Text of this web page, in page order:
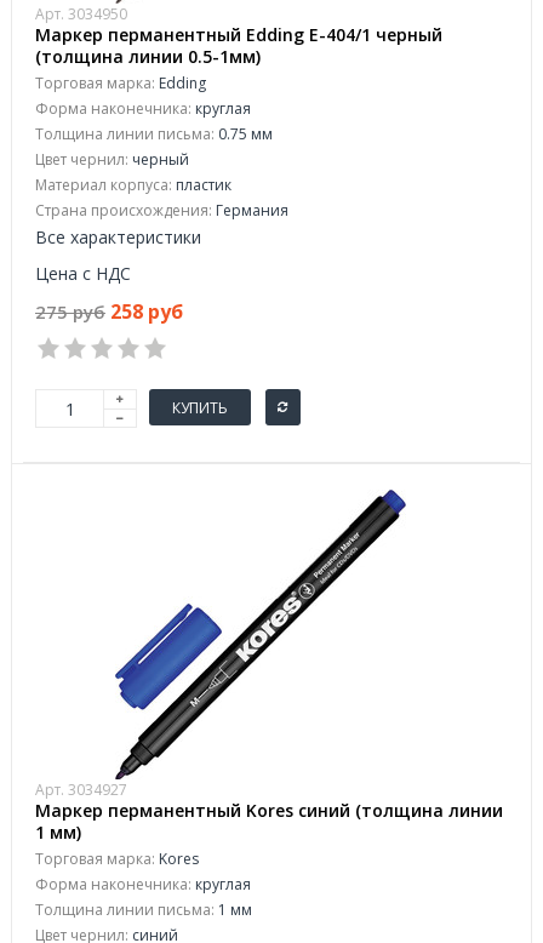
Арт. 3034950
Маркер перманентный Edding E-404/1 черный
(толщина линии 0.5-1мм)
Торговая марка: Edding
Форма наконечника: круглая
Толщина линии письма: 0.75 мм
Цвет чернил: черный
Материал корпуса: пластик
Страна происхождения: Германия
Все характеристики
Цена с НДС
275 руб 258 руб
КУПИТЬ
Арт. 3034927
Маркер перманентный Kores синий (толщина линии
1 мм)
Торговая марка: Kores
Форма наконечника: круглая
Толщина линии письма: 1 мм
Цвет чернил: синий